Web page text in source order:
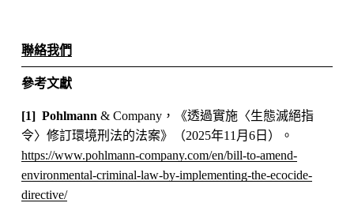
聯絡我們
參考文獻
[1]  Pohlmann & Company，《透過實施〈生態滅絕指
https://www.pohlmann-company.com/en/bill-to-amend-
environmental-criminal-law-by-implementing-the-ecocide-
directive/